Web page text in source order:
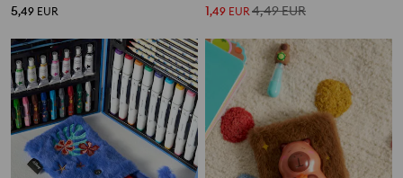
5,49 EUR 1,49 EUR4,49EUR